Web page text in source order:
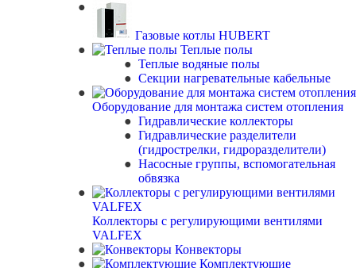
Газовые котлы HUBERT
Теплые полы
Теплые водяные полы
Секции нагревательные кабельные
Оборудование для монтажа систем отопления
Гидравлические коллекторы
Гидравлические разделители
(гидрострелки, гидроразделители)
Насосные группы, вспомогательная
обвязка
Коллекторы с регулирующими вентилями
VALFEX
Конвекторы
Комплектующие